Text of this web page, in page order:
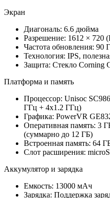
Экран
Диагональ: 6.6 дюйма
Разрешение: 1612 × 720
Частота обновления: 90
Технология: IPS,
Защита: Стекло Corning
Платформа и память
Процессор: Unisoc
ГГц + 4x1.2 ГГц)
Графика: PowerVR
Оперативная память: 3
(суммарно до 12 ГБ)
Встроенная память: 64
Слот расширения:
Аккумулятор и зарядка
Емкость: 13000 мАч
Зарядка: Поддержка